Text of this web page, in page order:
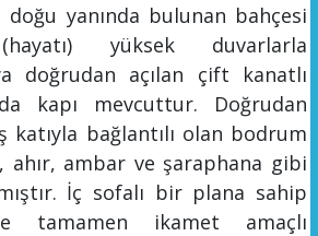
doğu yanında bulunan bahçesi
yüksek duvarlarla
doğrudan açılan çift kanatlı
kapı mevcuttur. Doğrudan
katıyla bağlantılı olan bodrum
ahır, ambar ve şaraphana gibi
İç sofalı bir plana sahip
tamamen ikamet amaçlı